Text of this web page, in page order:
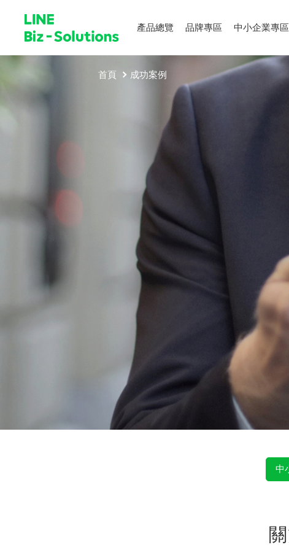
產品總覽 品牌專區 中小企業專區
首頁 成功案例
中